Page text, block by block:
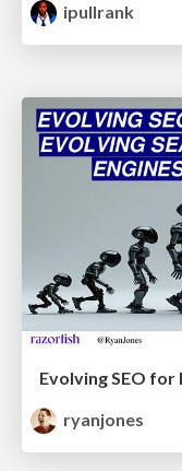
ipullrank
Evolving SEO for
ryanjones